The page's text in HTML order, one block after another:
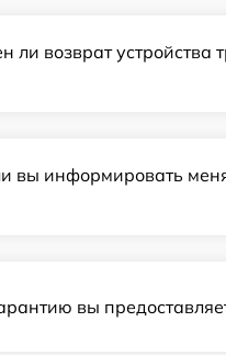
ли возврат устройства
вы информировать
вы